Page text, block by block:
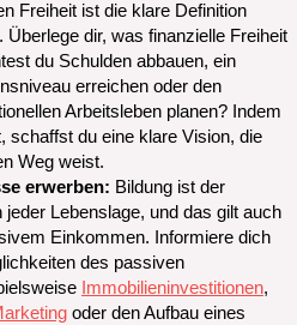
Freiheit ist die klare Definition
Überlege dir, was finanzielle Freiheit
du Schulden abbauen, ein
erreichen oder den
Arbeitsleben planen? Indem
schaffst du eine klare Vision, die
Weg weist.
erwerben: Bildung ist der
Lebenslage, und das gilt auch
Einkommen. Informiere dich
des passiven
Immobilieninvestitionen,
oder den Aufbau eines